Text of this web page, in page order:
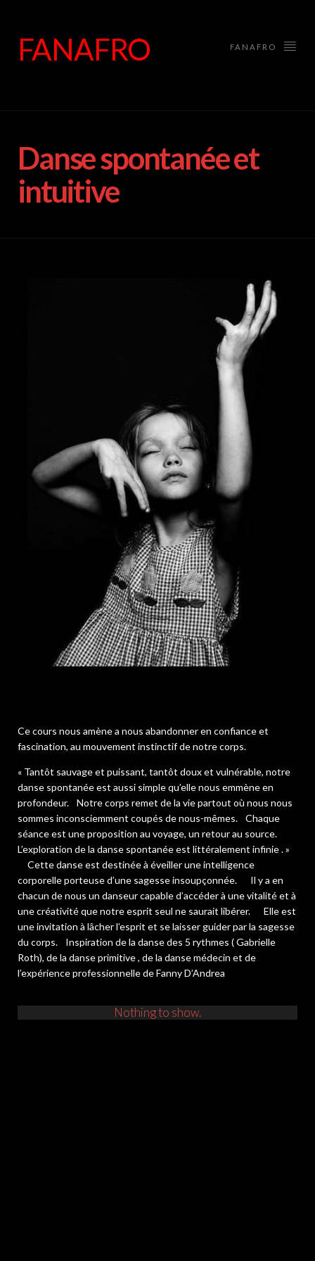
FANAFRO FANAFRO
Danse spontanée et
intuitive
Ce cours nous amène a nous abandonner en confiance et
fascination, au mouvement instinctif de notre corps.
« Tantôt sauvage et puissant, tantôt doux et vulnérable, notre
danse spontanée est aussi simple qu’elle nous emmène en
profondeur. Notre corps remet de la vie partout où nous nous
sommes inconsciemment coupés de nous-mêmes. Chaque
séance est une proposition au voyage, un retour au source.
L’exploration de la danse spontanée est littéralement infinie . »
Cette danse est destinée à éveiller une intelligence
corporelle porteuse d’une sagesse insoupçonnée. Il y a en
chacun de nous un danseur capable d’accéder à une vitalité et à
une créativité que notre esprit seul ne saurait libérer. Elle est
une invitation à lâcher l’esprit et se laisser guider par la sagesse
du corps. Inspiration de la danse des 5 rythmes ( Gabrielle
Roth), de la danse primitive , de la danse médecin et de
l’expérience professionnelle de Fanny D’Andrea
Nothing to show.